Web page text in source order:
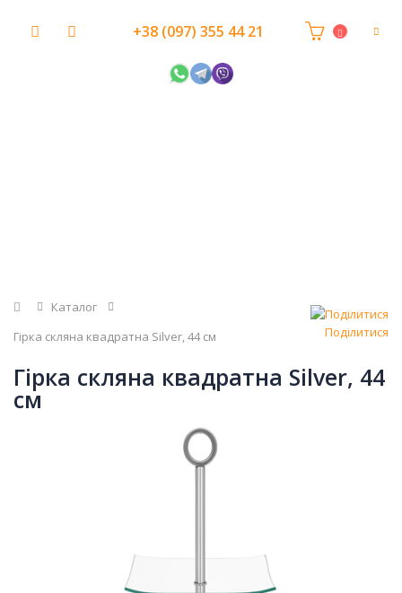
+38 (097) 355 44 21
Головна
Каталог
Гірка скляна квадратна Silver, 44 см
Поділитися
Гірка скляна квадратна Silver, 44
см